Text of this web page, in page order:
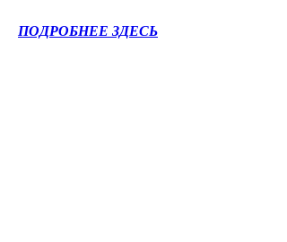
ПОДРОБНЕЕ ЗДЕСЬ